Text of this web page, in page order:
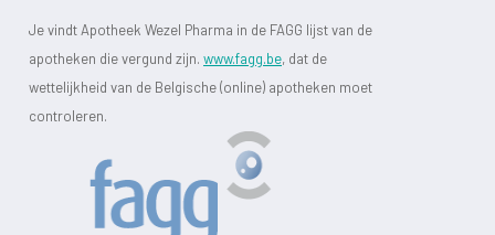
Je vindt Apotheek Wezel Pharma in de FAGG lijst van de
apotheken die vergund zijn. www.fagg.be, dat de
wettelijkheid van de Belgische (online) apotheken moet
controleren.